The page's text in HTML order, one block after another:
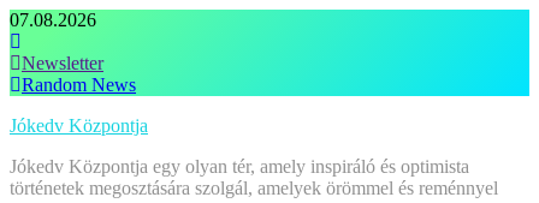
Skip
to
content
07.08.2026
Newsletter
Random News
Jókedv Központja
Jókedv Központja egy olyan tér, amely inspiráló és optimista
történetek megosztására szolgál, amelyek örömmel és reménnyel